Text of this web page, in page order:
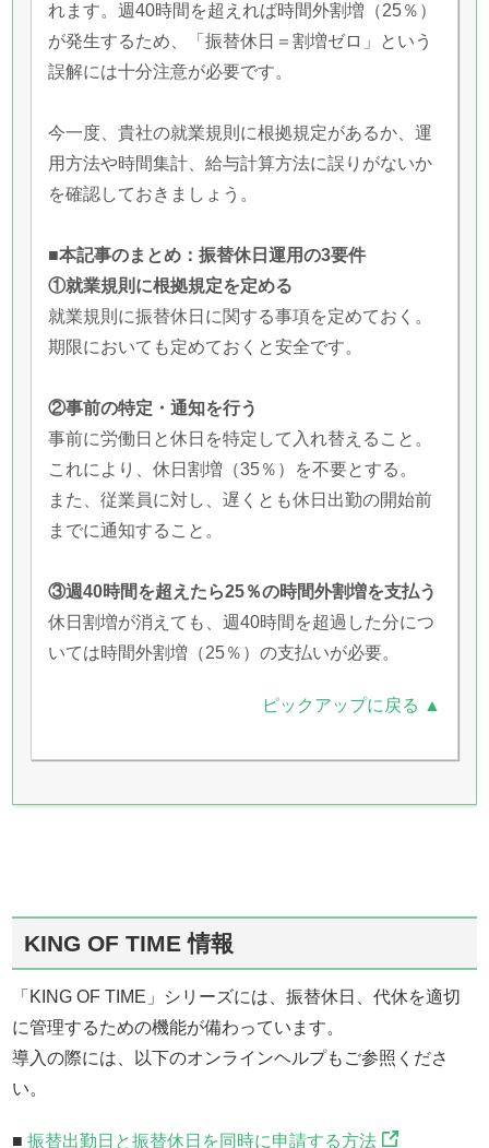
れます。週40時間を超えれば時間外割増（25％）
が発生するため、「振替休日＝割増ゼロ」という
誤解には十分注意が必要です。
今一度、貴社の就業規則に根拠規定があるか、運
用方法や時間集計、給与計算方法に誤りがないか
を確認しておきましょう。
■本記事のまとめ：振替休日運用の3要件
①就業規則に根拠規定を定める
就業規則に振替休日に関する事項を定めておく。
期限においても定めておくと安全です。
②事前の特定・通知を行う
事前に労働日と休日を特定して入れ替えること。
これにより、休日割増（35％）を不要とする。
また、従業員に対し、遅くとも休日出勤の開始前
までに通知すること。
③週40時間を超えたら25％の時間外割増を支払う
休日割増が消えても、週40時間を超過した分につ
いては時間外割増（25％）の支払いが必要。
ピックアップに戻る ▲
KING OF TIME 情報
「KING OF TIME」シリーズには、振替休日、代休を適切
に管理するための機能が備わっています。
導入の際には、以下のオンラインヘルプもご参照くださ
い。
■振替出勤日と振替休日を同時に申請する方法